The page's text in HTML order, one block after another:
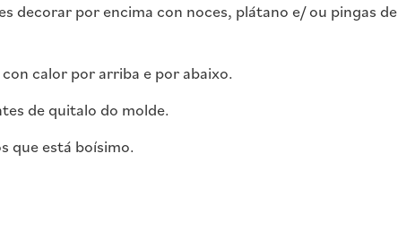
decorar por encima con noces, plátano e/ ou pingas de
con calor por arriba e por abaixo.
de quitalo do molde.
que está boísimo.